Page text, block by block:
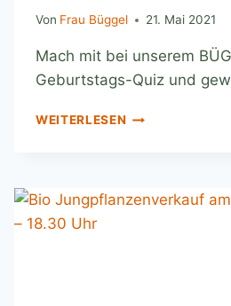
Von Frau Büggel 21. Mai 2021
Mach mit bei unserem
Geburtstags-Quiz und
WEITERLESEN